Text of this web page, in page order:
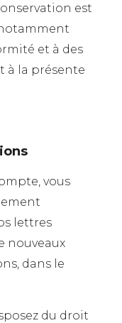
est
et à des
à la présente
vous
lettres
nouveaux
dans le
du droit